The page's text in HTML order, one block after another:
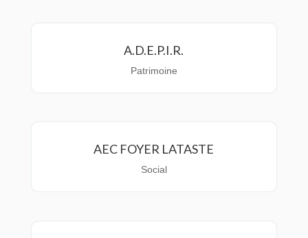
A.D.E.P.I.R.
Patrimoine
AEC FOYER LATASTE
Social